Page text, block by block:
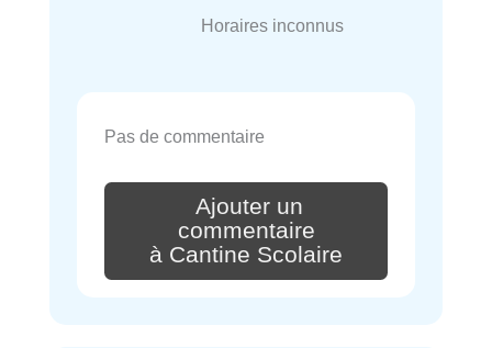
Horaires inconnus
Pas de commentaire
Ajouter un
commentaire
à Cantine Scolaire